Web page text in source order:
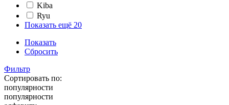
Kiba
Ryu
Показать ещё 20
Показать
Сбросить
Фильтр
Сортировать по:
популярности
популярности